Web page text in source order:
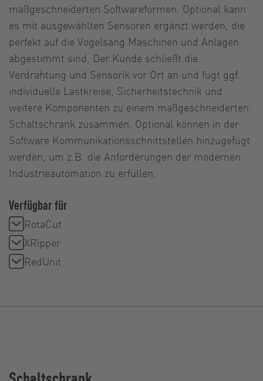
maßgeschneiderten Softwareformen. Optional kann
es mit ausgewählten Sensoren ergänzt werden, die
perfekt auf die Vogelsang Maschinen und Anlagen
abgestimmt sind. Der Kunde schließt die
Verdrahtung und Sensorik vor Ort an und fügt ggf.
individuelle Lastkreise, Sicherheitstechnik und
weitere Komponenten zu einem maßgeschneiderten
Schaltschrank zusammen. Optional können in der
Software Kommunikationsschnittstellen hinzugefügt
werden, um z.B. die Anforderungen der modernen
Industrieautomation zu erfüllen.
Verfügbar für
RotaCut
XRipper
RedUnit